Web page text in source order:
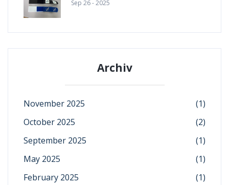
Sep 26 - 2025
Archiv
November 2025
(1)
October 2025
(2)
September 2025
(1)
May 2025
(1)
February 2025
(1)